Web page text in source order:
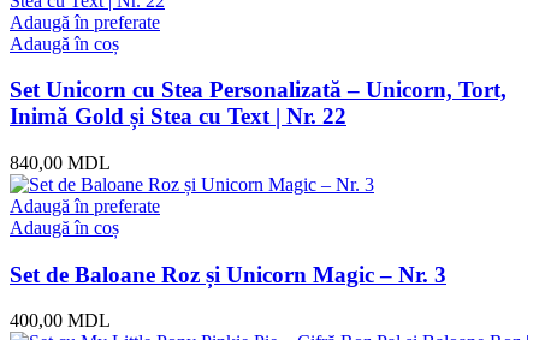
Adaugă în preferate
Adaugă în coș
Set Unicorn cu Stea Personalizată – Unicorn, Tort,
Inimă Gold și Stea cu Text | Nr. 22
840,00 MDL
Adaugă în preferate
Adaugă în coș
Set de Baloane Roz și Unicorn Magic – Nr. 3
400,00 MDL